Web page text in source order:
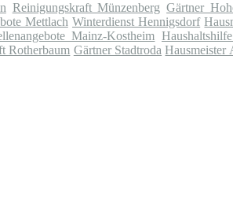
Reinigungskraft Münzenberg Gärtner
Mettlach Winterdienst Hennigsdorf
Mainz-Kostheim
Rotherbaum Gärtner Stadtroda Hausmeister